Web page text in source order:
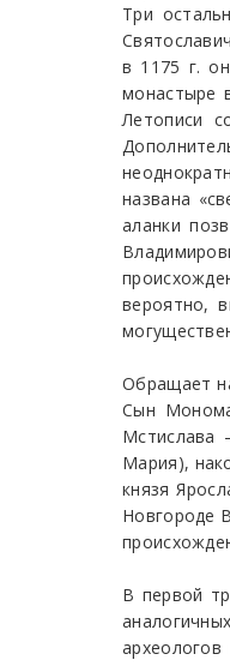
Три
в 1175 г.
монастыре
Летописи
названа
аланки
вероятно,
Обращает
Сын
Мстислава
Мария),
князя
Новгороде
В первой